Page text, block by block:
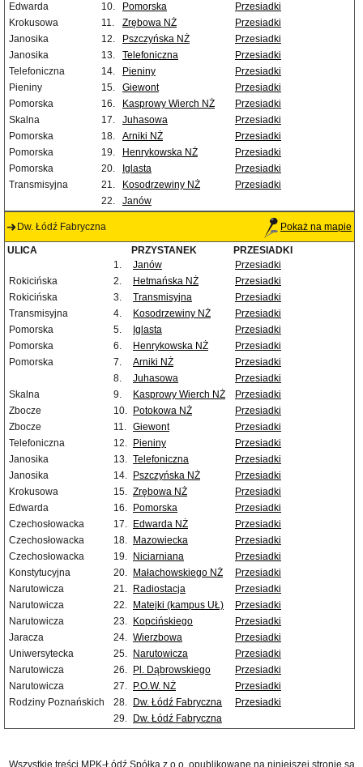
Edwarda
10. Pomorska
Przesiadki
Krokusowa
11. Zrębowa NŻ
Przesiadki
Janosika
12. Pszczyńska NŻ
Przesiadki
Janosika
13. Telefoniczna
Przesiadki
Telefoniczna
14. Pieniny
Przesiadki
Pieniny
15. Giewont
Przesiadki
Pomorska
16. Kasprowy Wierch NŻ
Przesiadki
Skalna
17. Juhasowa
Przesiadki
Pomorska
18. Arniki NŻ
Przesiadki
Pomorska
19. Henrykowska NŻ
Przesiadki
Pomorska
20. Iglasta
Przesiadki
Transmisyjna
21. Kosodrzewiny NŻ
Przesiadki
22.
Janów
Dw. Łódź Fabryczna Pokaż na mapie
ULICA PRZYSTANEK
PRZESIADKI
1.
Janów
Przesiadki
Rokicińska
2. Hetmańska NŻ
Przesiadki
Rokicińska
3. Transmisyjna
Przesiadki
Transmisyjna
4. Kosodrzewiny NŻ
Przesiadki
Pomorska
5. Iglasta
Przesiadki
Pomorska
6. Henrykowska NŻ
Przesiadki
Pomorska
7. Arniki NŻ
Przesiadki
8.
Juhasowa
Przesiadki
Skalna
9. Kasprowy Wierch NŻ
Przesiadki
Zbocze
10. Potokowa NŻ
Przesiadki
Zbocze
11. Giewont
Przesiadki
Telefoniczna
12. Pieniny
Przesiadki
Janosika
13. Telefoniczna
Przesiadki
Janosika
14. Pszczyńska NŻ
Przesiadki
Krokusowa
15. Zrębowa NŻ
Przesiadki
Edwarda
16. Pomorska
Przesiadki
Czechosłowacka
17. Edwarda NŻ
Przesiadki
Czechosłowacka
18. Mazowiecka
Przesiadki
Czechosłowacka
19. Niciarniana
Przesiadki
Konstytucyjna
20. Małachowskiego NŻ
Przesiadki
Narutowicza
21. Radiostacja
Przesiadki
Narutowicza
22. Matejki (kampus UŁ)
Przesiadki
Narutowicza
23. Kopcińskiego
Przesiadki
Jaracza
24. Wierzbowa
Przesiadki
Uniwersytecka
25. Narutowicza
Przesiadki
Narutowicza
26. Pl. Dąbrowskiego
Przesiadki
Narutowicza
27. P.O.W. NŻ
Przesiadki
Rodziny Poznańskich
28. Dw. Łódź Fabryczna
Przesiadki
29.
Dw. Łódź Fabryczna
Wszystkie treści MPK-Łódź Spółka z o.o. opublikowane na niniejszej stronie są